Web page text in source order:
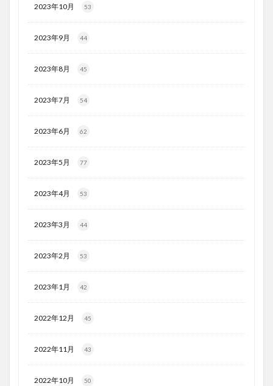
2023年10月 53
2023年9月 44
2023年8月 45
2023年7月 54
2023年6月 62
2023年5月 77
2023年4月 53
2023年3月 44
2023年2月 53
2023年1月 42
2022年12月 45
2022年11月 43
2022年10月 50